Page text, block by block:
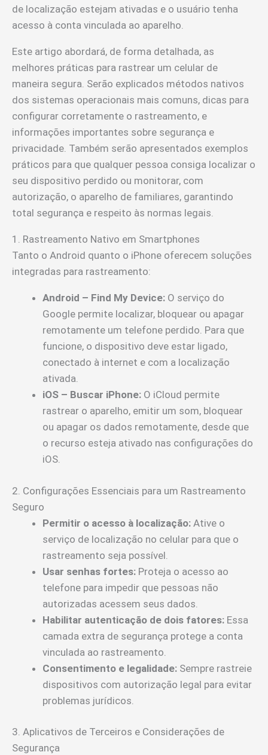
de localização estejam ativadas e o usuário tenha
acesso à conta vinculada ao aparelho.
Este artigo abordará, de forma detalhada, as
melhores práticas para rastrear um celular de
maneira segura. Serão explicados métodos nativos
dos sistemas operacionais mais comuns, dicas para
configurar corretamente o rastreamento, e
informações importantes sobre segurança e
privacidade. Também serão apresentados exemplos
práticos para que qualquer pessoa consiga localizar o
seu dispositivo perdido ou monitorar, com
autorização, o aparelho de familiares, garantindo
total segurança e respeito às normas legais.
1. Rastreamento Nativo em Smartphones
Tanto o Android quanto o iPhone oferecem soluções
integradas para rastreamento:
Android – Find My Device: O serviço do
Google permite localizar, bloquear ou apagar
remotamente um telefone perdido. Para que
funcione, o dispositivo deve estar ligado,
conectado à internet e com a localização
ativada.
iOS – Buscar iPhone: O iCloud permite
rastrear o aparelho, emitir um som, bloquear
ou apagar os dados remotamente, desde que
o recurso esteja ativado nas configurações do
iOS.
2. Configurações Essenciais para um Rastreamento
Seguro
Permitir o acesso à localização: Ative o
serviço de localização no celular para que o
rastreamento seja possível.
Usar senhas fortes: Proteja o acesso ao
telefone para impedir que pessoas não
autorizadas acessem seus dados.
Habilitar autenticação de dois fatores: Essa
camada extra de segurança protege a conta
vinculada ao rastreamento.
Consentimento e legalidade: Sempre rastreie
dispositivos com autorização legal para evitar
problemas jurídicos.
3. Aplicativos de Terceiros e Considerações de
Segurança